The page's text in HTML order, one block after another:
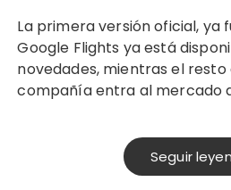
La primera versión oficial, ya fuera de beta, de
Google Flights ya está
novedades, mientras el resto
compañía entra al mercado
Seguir